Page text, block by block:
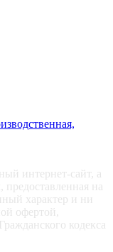
интернет-сайт, а
предоставленная на
характер и ни
офертой,
кодекса